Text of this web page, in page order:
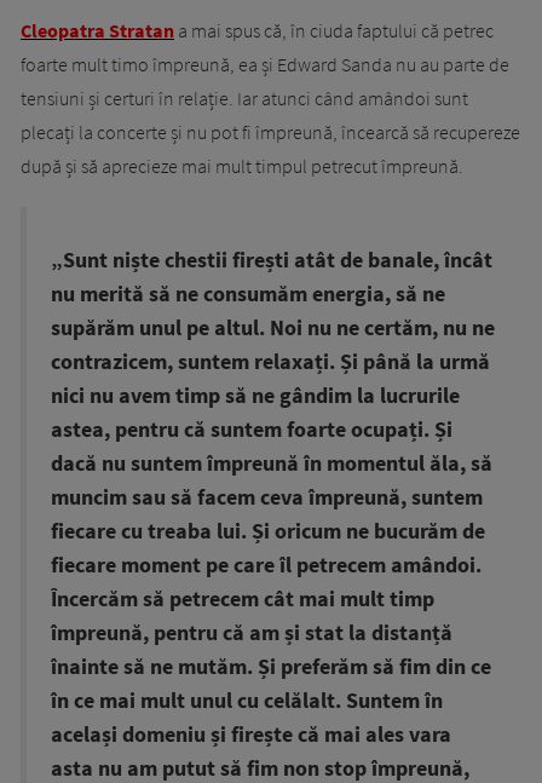
Cleopatra Stratan a mai spus că, în ciuda faptului că petrec
foarte mult timo împreună, ea și Edward Sanda nu au parte de
tensiuni și certuri în relație. Iar atunci când amândoi sunt
plecați la concerte și nu pot fi împreună, încearcă să recupereze
după și să aprecieze mai mult timpul petrecut împreună.
„Sunt niște chestii firești atât de banale, încât
nu merită să ne consumăm energia, să ne
supărăm unul pe altul. Noi nu ne certăm, nu ne
contrazicem, suntem relaxați. Și până la urmă
nici nu avem timp să ne gândim la lucrurile
astea, pentru că suntem foarte ocupați. Și
dacă nu suntem împreună în momentul ăla, să
muncim sau să facem ceva împreună, suntem
fiecare cu treaba lui. Și oricum ne bucurăm de
fiecare moment pe care îl petrecem amândoi.
Încercăm să petrecem cât mai mult timp
împreună, pentru că am și stat la distanță
înainte să ne mutăm. Și preferăm să fim din ce
în ce mai mult unul cu celălalt. Suntem în
același domeniu și firește că mai ales vara
asta nu am putut să fim non stop împreună,